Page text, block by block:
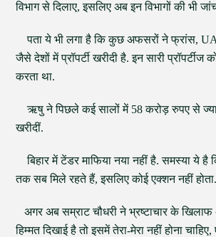
विभाग से दिलाए, इसलिए अब इन विभागों की भी
पता ये भी लगा है कि कुछ अफसरों ने फ्रांस,
जैसे देशों में प्रॉपर्टी खरीदी है. इन सारी प्रॉपर्टीज
करता था.
ऋषु ने पिछले कई सालों में 58 करोड़ रुपए से
खरीदीं.
बिहार में टेंडर माफिया नया नहीं है. समस्या ये
तक सब मिले रहते हैं, इसलिए कोई एक्शन नहीं होता.
अगर अब सम्राट चौधरी ने भ्रष्टाचार के खिलाफ
हिम्मत दिखाई है तो इसमें तेरा-मेरा नहीं होना